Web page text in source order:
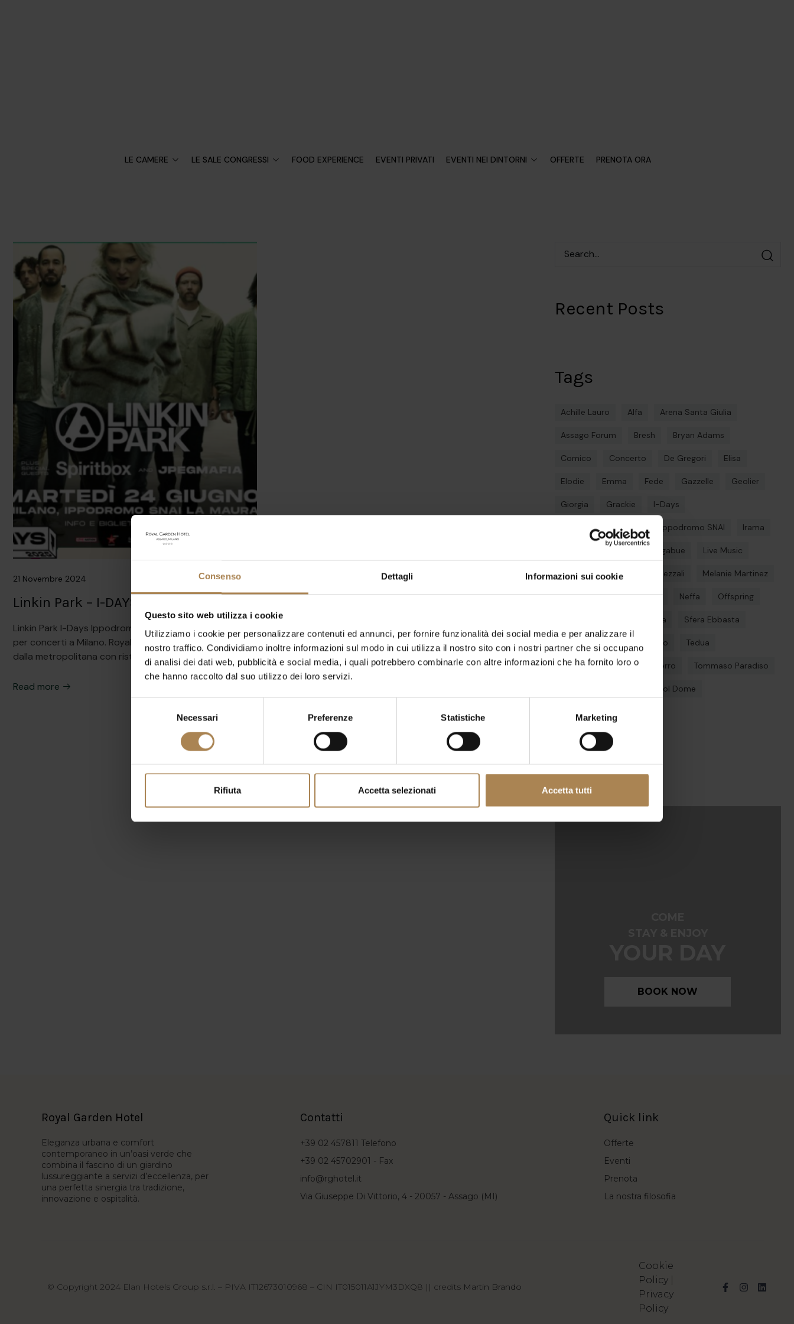
Consenso Dettagli Informazioni sui cookie
Questo sito web utilizza i cookie
Utilizziamo i cookie per personalizzare contenuti ed annunci, per fornire funzionalità dei social media e per analizzare il
nostro traffico. Condividiamo inoltre informazioni sul modo in cui utilizza il nostro sito con i nostri partner che si occupano
di analisi dei dati web, pubblicità e social media, i quali potrebbero combinarle con altre informazioni che ha fornito loro o
che hanno raccolto dal suo utilizzo dei loro servizi.
Necessari Preferenze Statistiche Marketing
Rifiuta Accetta selezionati Accetta tutti
LE CAMERE LE SALE CONGRESSI FOOD EXPERIENCE EVENTI PRIVATI EVENTI NEI DINTORNI OFFERTE PRENOTA ORA
21 Novembre 2024
Linkin Park – I-DAYS – Ippodromo
Linkin Park I-Days Ippodromo Offerta Besafe Assicurata
per concerti a Milano. Royal Garden Hotel a 200 metri
dalla metropolitana con ristorante. Garage gratuito.
Read more
Recent Posts
Tags
Achille Lauro Alfa Arena Santa Giulia
Assago Forum Bresh Bryan Adams
Comico Concerto De Gregori Elisa
Elodie Emma Fede Gazzelle Geolier
Giorgia Grackie I-Days
Ippodromo La Maura Ippodromo SNAI Irama
Ligabue Live Music
Louis Tomlinson Max Pezzali Melanie Martinez
Milano Modà nayt Neffa Offspring
Parco della musica Sfera Ebbasta
Shiva Stadio Teatro Tedua
The Weeknd Tiziano Ferro Tommaso Paradiso
Unipol Dome
Categorie
BOOK NOW
Royal Garden Hotel
Eleganza urbana e comfort
contemporaneo in un’oasi verde che
combina il fascino di un giardino
lussureggiante a servizi d’eccellenza, per
una perfetta sinergia tra tradizione,
innovazione e ospitalità.
Contatti
+39 02 457811Telefono
+39 02 45702901 - Fax
info@rghotel.it
Via Giuseppe Di Vittorio, 4 - 20057 - Assago (MI)
Quick link
Offerte
Eventi
Prenota
La nostra filosofia
© Copyright 2024 Elan Hotels Group s.r.l. – PIVA IT12673010968 – CIN IT015011A1JYM3DXQ8 || credits Martin Brando
Cookie
Policy
Privacy
Policy